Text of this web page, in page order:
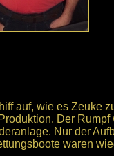
auf, wie es Zeuke
Der
Nur der
waren